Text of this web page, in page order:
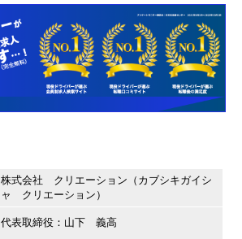
株式会社 クリエーション（カブシキガイシ
ャ クリエーション）
代表取締役：山下 義高